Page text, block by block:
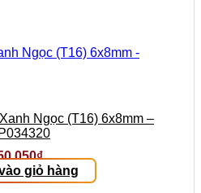
Ngọc (T16) 6x8mm –
₫
giỏ hàng